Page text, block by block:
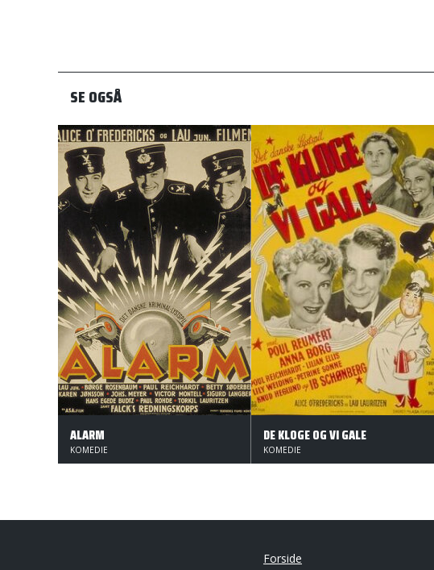
SE OGSÅ
ALARM
KOMEDIE
DE KLOGE OG VI GALE
KOMEDIE
Forside